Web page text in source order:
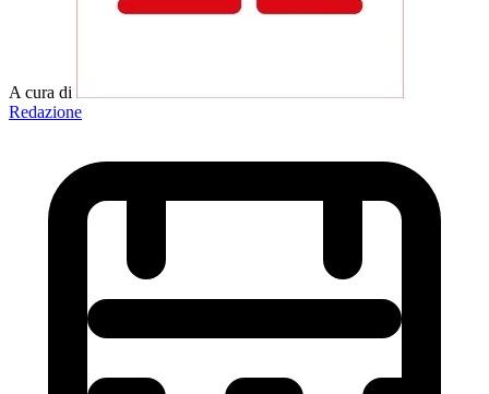
A cura di
Redazione